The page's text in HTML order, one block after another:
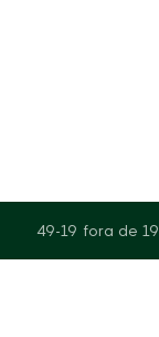
49-19 fora de 19